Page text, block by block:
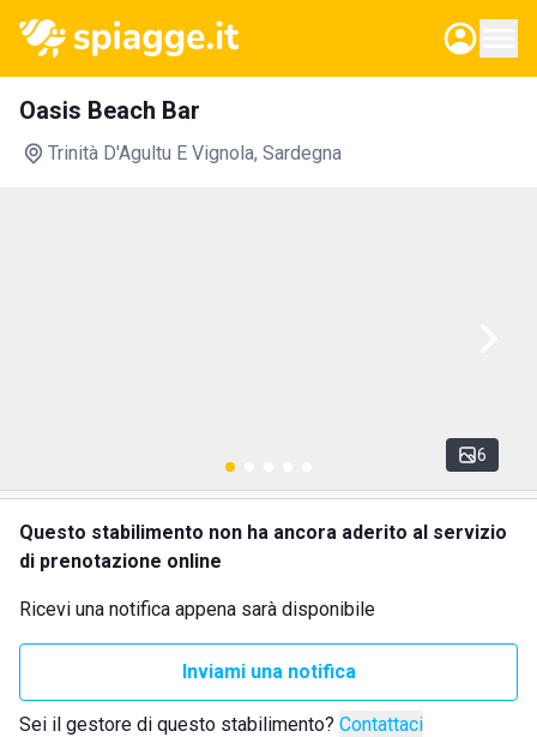
Oasis Beach Bar
Trinità D'Agultu E Vignola, Sardegna
6
Questo stabilimento non ha ancora aderito al servizio
di prenotazione online
Ricevi una notifica appena sarà disponibile
Inviami una notifica
Sei il gestore di questo stabilimento? Contattaci